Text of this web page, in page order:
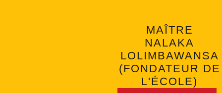
MAÎTRE
NALAKA
LOLIMBAWANSA
(FONDATEUR DE
L'ÉCOLE)